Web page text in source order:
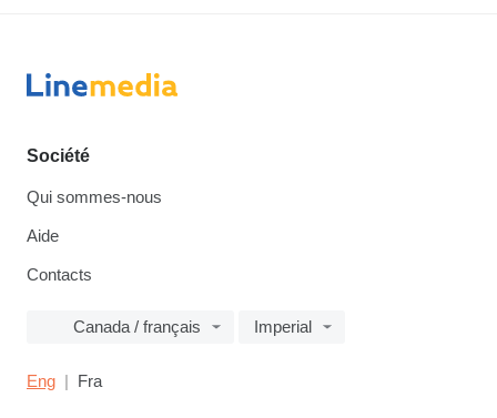
Société
Qui sommes-nous
Aide
Contacts
Canada / français Imperial
Eng Fra